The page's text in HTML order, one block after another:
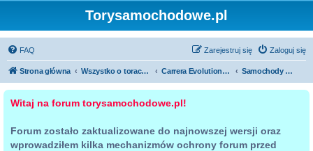
Torysamochodowe.pl
FAQ Zaloguj się
Zarejestruj się
Strona główna Wszystko o torach samochodowych Carrera Evolution i Digital 132/124 Samochody w skali 1:32 i 1:24
Witaj na forum torysamochodowe.pl!
Forum zostało zaktualizowane do najnowszej wersji oraz
wprowadziłem kilka mechanizmów ochrony forum przed